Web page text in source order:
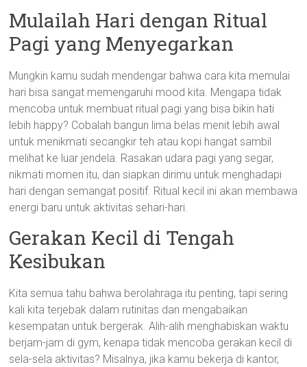
Mulailah Hari dengan Ritual
Pagi yang Menyegarkan
Mungkin kamu sudah mendengar bahwa cara kita memulai
hari bisa sangat memengaruhi mood kita. Mengapa tidak
mencoba untuk membuat ritual pagi yang bisa bikin hati
lebih happy? Cobalah bangun lima belas menit lebih awal
untuk menikmati secangkir teh atau kopi hangat sambil
melihat ke luar jendela. Rasakan udara pagi yang segar,
nikmati momen itu, dan siapkan dirimu untuk menghadapi
hari dengan semangat positif. Ritual kecil ini akan membawa
energi baru untuk aktivitas sehari-hari.
Gerakan Kecil di Tengah
Kesibukan
Kita semua tahu bahwa berolahraga itu penting, tapi sering
kali kita terjebak dalam rutinitas dan mengabaikan
kesempatan untuk bergerak. Alih-alih menghabiskan waktu
berjam-jam di gym, kenapa tidak mencoba gerakan kecil di
sela-sela aktivitas? Misalnya, jika kamu bekerja di kantor,